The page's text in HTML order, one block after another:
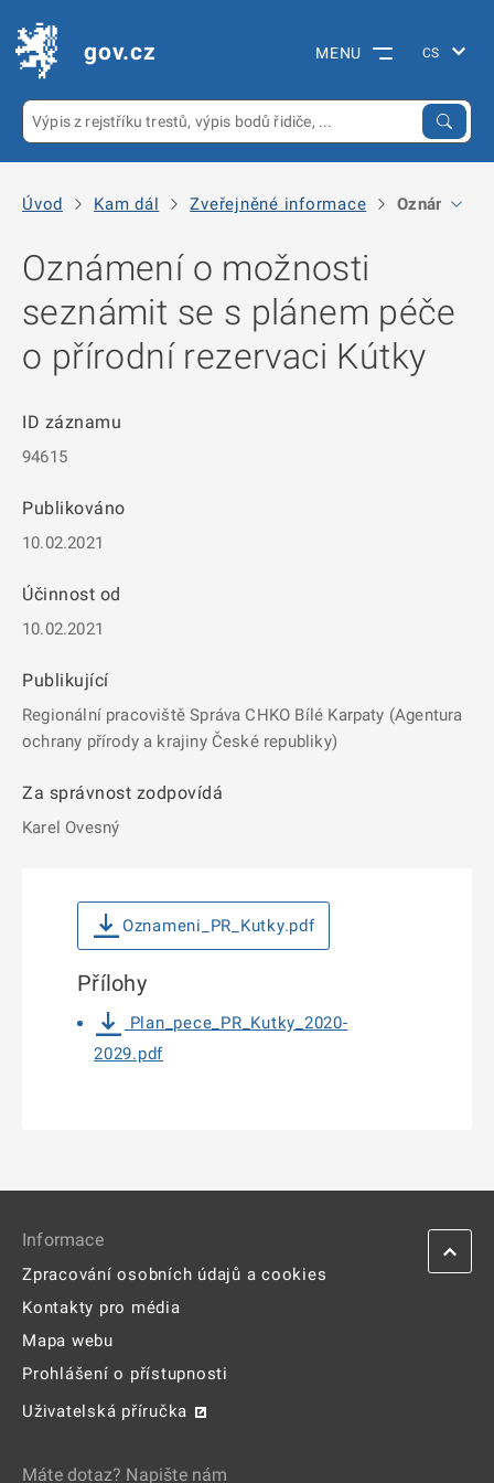
gov.cz MENU
Úvod Kam dál Zveřejněné informace Oznámení
Oznámení o možnosti
seznámit se s plánem péče
o přírodní rezervaci Kútky
ID záznamu
94615
Publikováno
10.02.2021
Účinnost od
10.02.2021
Publikující
Regionální pracoviště Správa CHKO Bílé Karpaty (Agentura
ochrany přírody a krajiny České republiky)
Za správnost zodpovídá
Karel Ovesný
Oznameni_PR_Kutky.pdf
Přílohy
Plan_pece_PR_Kutky_2020-
2029.pdf
Informace
Zpracování osobních údajů a cookies
Kontakty pro média
Mapa webu
Prohlášení o přístupnosti
Uživatelská příručka
Máte dotaz? Napište nám